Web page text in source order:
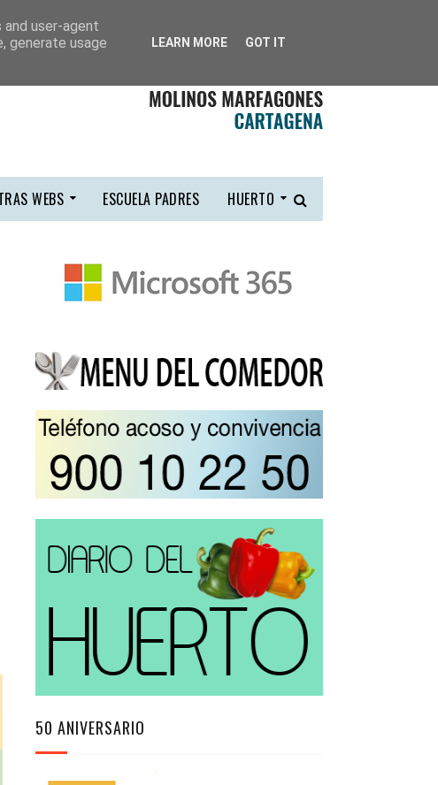
WEBS ESCUELA PADRES HUERTO
50 ANIVERSARIO
user-agent
generate usage
LEARN MORE GOT IT